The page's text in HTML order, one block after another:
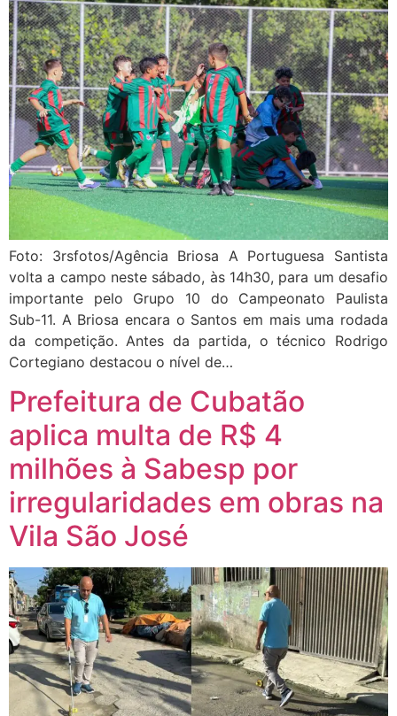
Foto: 3rsfotos/Agência Briosa A Portuguesa Santista
volta a campo neste sábado, às 14h30, para um desafio
importante pelo Grupo 10 do Campeonato Paulista
Sub-11. A Briosa encara o Santos em mais uma rodada
da competição. Antes da partida, o técnico Rodrigo
Cortegiano destacou o nível de…
Prefeitura de Cubatão
aplica multa de R$ 4
milhões à Sabesp por
irregularidades em obras na
Vila São José